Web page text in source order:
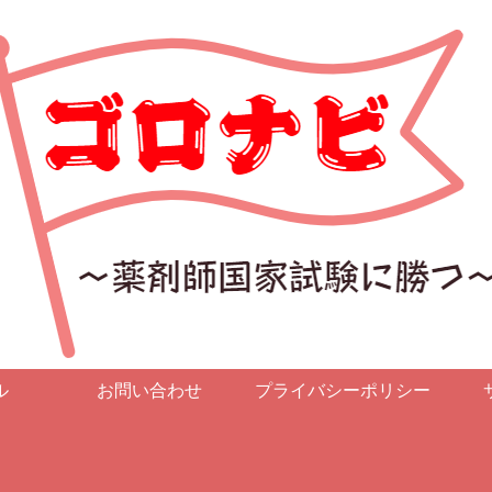
お問い合わせ プライバシーポリシー